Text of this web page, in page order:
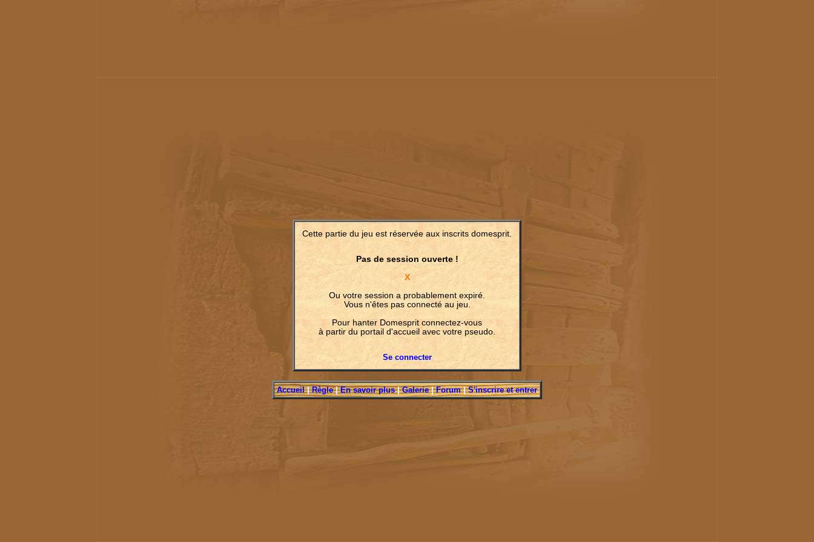
Cette partie du jeu est réservée aux inscrits domesprit.
Pas de session ouverte !
X
Ou votre session a probablement expiré.
Vous n'êtes pas connecté au jeu.
Pour hanter Domesprit connectez-vous
à partir du portail d'accueil avec votre pseudo.
Se connecter
Accueil|Règle|En savoir plus|Galerie|Forum|S'inscrire et entrer